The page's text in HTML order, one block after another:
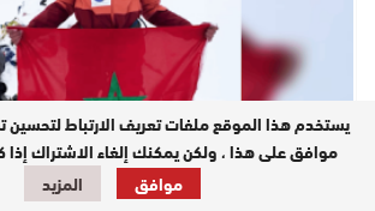
تسلق الجبال.. في سن 15
يستخدم هذا الموقع ملفات تعريف الارتباط
موافق على هذا ، ولكن يمكنك إلغاء الاشتراك
موافق
المزيد